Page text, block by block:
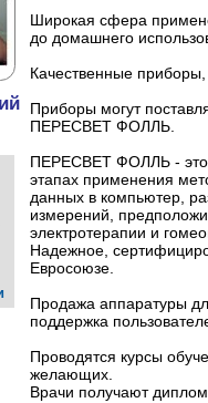
Широкая сфера
до домашнего
Качественные приборы,
Приборы могут
ПЕРЕСВЕТ ФОЛЛЬ.
ПЕРЕСВЕТ ФОЛЛЬ - это
этапах применения
данных в компьютер,
измерений,
электротерапии и
Надежное,
Евросоюзе.
Продажа аппаратуры
поддержка
Проводятся курсы
желающих.
Врачи получают